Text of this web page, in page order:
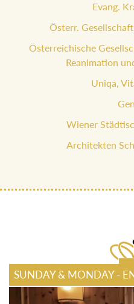
Evang.
Österr.
Österreichische
Reanimation
Uniqa,
Wiener
Architekten
SUNDAY & MONDAY -